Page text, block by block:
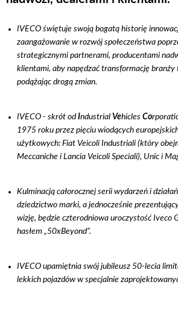
IVECO świętuje swoją bogatą historię
zaangażowanie w rozwój społeczeństwa
strategicznymi partnerami, producentami
klientami, aby napędzać transformację
podążając drogą zmian.
IVECO - skrót odIndustrial Vehicles Co
1975 roku przez pięciu wiodących
użytkowych: Fiat Veicoli Industriali (który
Meccaniche i Lancia Veicoli Speciali), Unic i
Kulminacją całorocznej serii wydarzeń i
dziedzictwo marki, a jednocześnie
wizję, będzie czterodniowa uroczystość Iveco
hasłem „50xBeyond”.
IVECO upamiętnia swój jubileusz 50-lecia
lekkich pojazdów w specjalnie